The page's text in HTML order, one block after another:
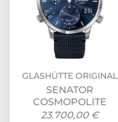
GLASHÜTTE ORIGINAL
SENATOR
COSMOPOLITE
23.700,00 €